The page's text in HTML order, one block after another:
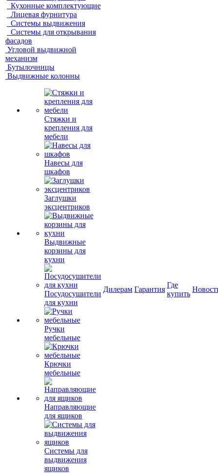
Кухонные комплектующие
Лицевая фурнитура
Системы выдвижения
Системы для открывания
фасадов
Угловой выдвижной
механизм
Бутылочницы
Выдвижные колонны
Стяжки и
крепления для
мебели
Навесы для
шкафов
Заглушки
эксцентриков
Выдвижные
корзины для
кухни
Посудосушители
для кухни
Ручки
мебельные
Крючки
мебельные
Направляющие
для ящиков
Системы для
выдвижения
ящиков
Дилерам Гарантия
Где
купить